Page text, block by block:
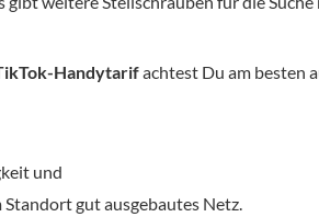
Handytarifachtest Du am besten
und
Standort gut ausgebautes Netz.